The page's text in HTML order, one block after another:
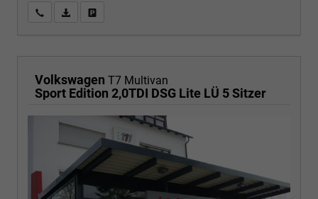
Wir rufen Sie anPDF-Fahrzeugexposé drucken
Volkswagen T7 Multivan
Sport Edition 2,0TDI DSG Lite LÜ 5 Sitzer